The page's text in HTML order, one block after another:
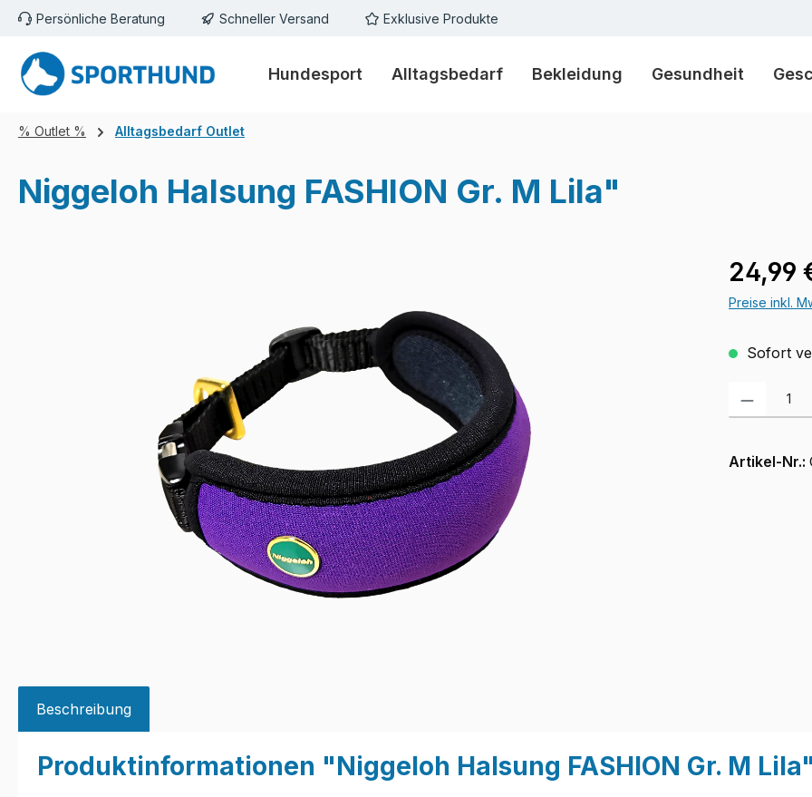
Hauptinhalt springen
Zur Suche springen
Zur Hauptnavigation springen
Persönliche Beratung Schneller Versand Exklusive Produkte
Hundesport Alltagsbedarf Bekleidung Gesundheit
% Outlet % Alltagsbedarf Outlet
Niggeloh Halsung FASHION Gr. M Lila"
Regulärer
24,99
Preise inkl.
Sofort
Produkt
Artikel-Nr.:
Beschreibung
Produktinformationen "Niggeloh Halsung FASHION Gr. M